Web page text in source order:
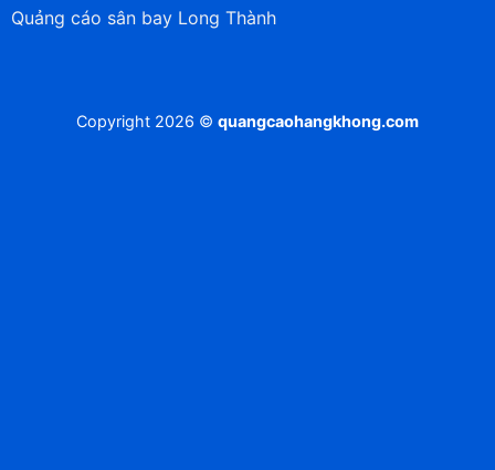
Quảng cáo sân bay Long Thành
Copyright 2026 © quangcaohangkhong.com